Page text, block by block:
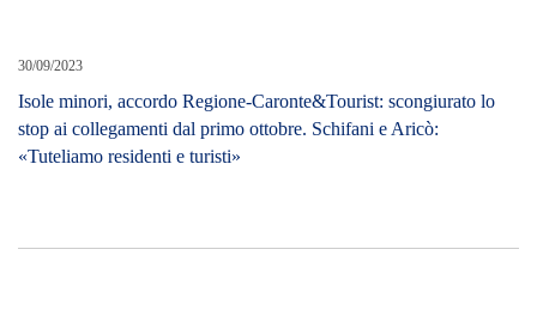
30/09/2023
Isole minori, accordo Regione-Caronte&Tourist: scongiurato lo
stop ai collegamenti dal primo ottobre. Schifani e Aricò:
«Tuteliamo residenti e turisti»